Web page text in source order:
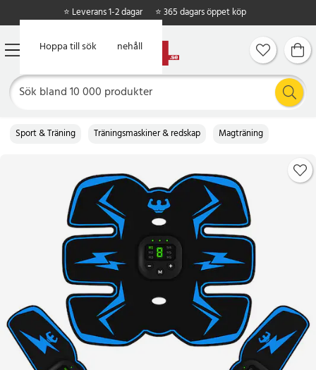
Hoppa till huvudinnehåll
Hoppa till sök
⭐ Leverans 1-2 dagar ⭐ 365 dagars öppet köp
Sport & Träning Träningsmaskiner & redskap Magträning